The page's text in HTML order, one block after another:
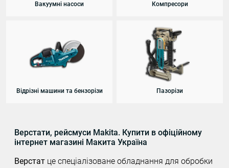
Вакуумні насоси Компресори
Відрізні машини та бензорізи Пазорізи
Верстати, рейсмуси Makita. Купити в офіційному
інтернет магазині Макита Україна
Верстат це спеціалізоване обладнання для обробки